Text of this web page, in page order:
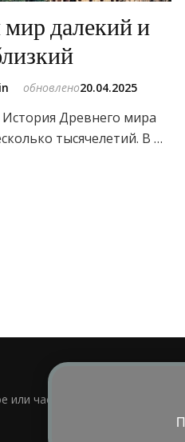
далекий и
обновлено20.04.2025
Древнего мира
тысячелетий. В …
или частичное использование